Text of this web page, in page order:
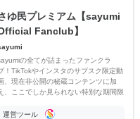
ゆ民プレミアム【sayumi
Fanclub】
の全てが詰まったファンクラ
！TikTokやインスタのサブスク限定動
、現在非公開の秘蔵コンテンツに加
、ここでしか見られない特別な期間限
運営ツール